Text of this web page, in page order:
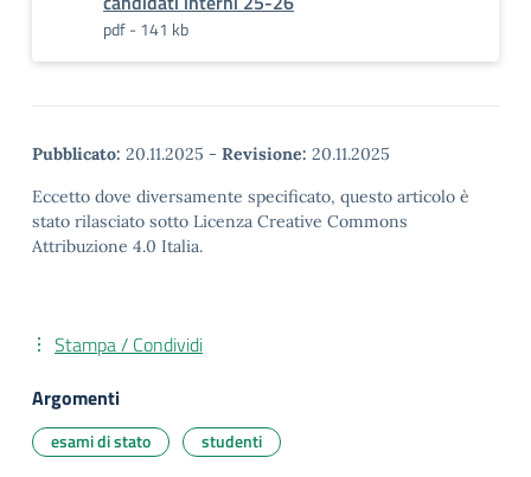
pdf - 141 kb
Pubblicato: 20.11.2025 - Revisione: 20.11.2025
Eccetto dove diversamente specificato, questo articolo è
stato rilasciato sotto Licenza Creative Commons
Attribuzione 4.0 Italia.
Stampa / Condividi
Argomenti
esami di stato studenti